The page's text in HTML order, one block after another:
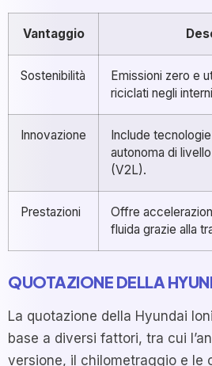
Vantaggio
Sostenibilità
Emissioni zero e
riciclati negli
Innovazione
Include
autonoma di
(V2L).
Prestazioni
Offre
fluida grazie alla
QUOTAZIONE DELLA
La quotazione della Hyundai
base a diversi fattori, tra cui
versione, il chilometraggio e le